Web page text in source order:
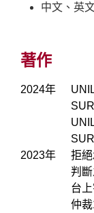
中文、英
著作
2024年
2023年
拒
判
台
仲